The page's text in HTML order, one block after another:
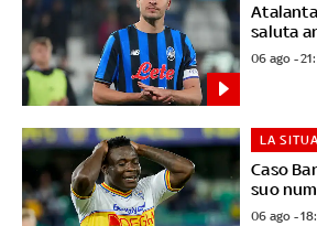
saluta
06 ago -
Caso
suo
LA
06 ago -